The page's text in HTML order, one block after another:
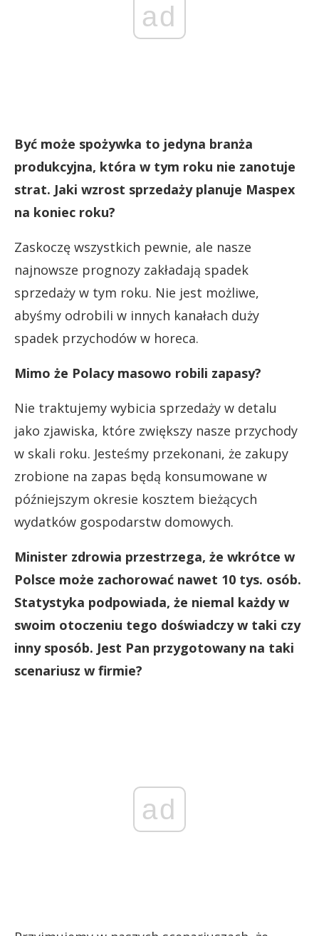
ad
Być może spożywka to jedyna branża
produkcyjna, która w tym roku nie zanotuje
strat. Jaki wzrost sprzedaży planuje Maspex
na koniec roku?
Zaskoczę wszystkich pewnie, ale nasze
najnowsze prognozy zakładają spadek
sprzedaży w tym roku. Nie jest możliwe,
abyśmy odrobili w innych kanałach duży
spadek przychodów w horeca.
Mimo że Polacy masowo robili zapasy?
Nie traktujemy wybicia sprzedaży w detalu
jako zjawiska, które zwiększy nasze przychody
w skali roku. Jesteśmy przekonani, że zakupy
zrobione na zapas będą konsumowane w
późniejszym okresie kosztem bieżących
wydatków gospodarstw domowych.
Minister zdrowia przestrzega, że wkrótce w
Polsce może zachorować nawet 10 tys. osób.
Statystyka podpowiada, że niemal każdy w
swoim otoczeniu tego doświadczy w taki czy
inny sposób. Jest Pan przygotowany na taki
scenariusz w firmie?
ad